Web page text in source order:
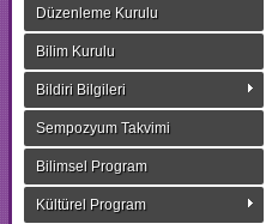
Düzenleme Kurulu
Bilim Kurulu
Bildiri Bilgileri
Sempozyum Takvimi
Bilimsel Program
Kültürel Program